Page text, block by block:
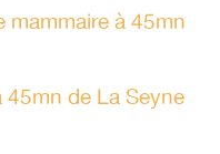
à 45mn
de La Seyne